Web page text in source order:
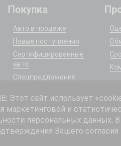
Покупка
Авто в продаже
Новые поступления
Сертифицированные
авто
Спецпредложения
сайт использует
маркетинговой и
персональных данных.
Вашего